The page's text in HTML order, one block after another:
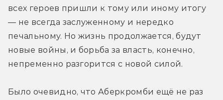
всех героев пришли к тому или иному итогу
— не всегда заслуженному и нередко
печальному. Но жизнь продолжается, будут
новые войны, и борьба за власть, конечно,
непременно разгорится с новой силой.
Было очевидно, что Аберкромби ещё не раз